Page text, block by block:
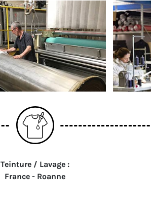
Teinture / Lavage :
France - Roanne